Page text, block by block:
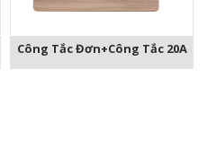
Công Tắc Đơn+Công Tắc 20A